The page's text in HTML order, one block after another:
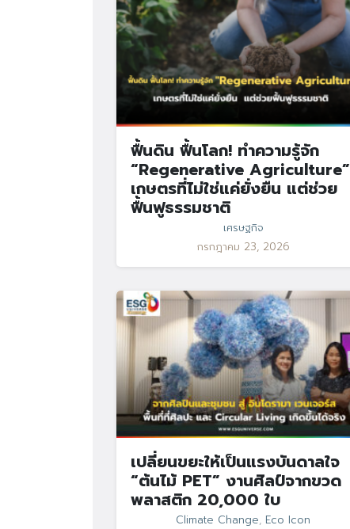
ฟื้นดิน ฟื้นโลก! ทำความรู้จัก
“Regenerative Agriculture”
เกษตรที่ไม่ใช่แค่ยั่งยืน แต่ช่วย
ฟื้นฟูธรรมชาติ
เศรษฐกิจ
กรกฎาคม 23, 2026
เปลี่ยนขยะให้เป็นแรงบันดาลใจ
“ต้นไม้ PET” งานศิลป์จากขวด
พลาสติก 20,000 ใบ
Climate Change, Eco Icon